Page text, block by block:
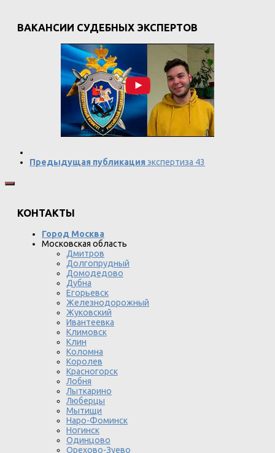
ВАКАНСИИ СУДЕБНЫХ ЭКСПЕРТОВ
Предыдущая публикация экспертиза 43
КОНТАКТЫ
Город Москва
Московская область
Дмитров
Долгопрудный
Домодедово
Дубна
Егорьевск
Железнодорожный
Жуковский
Ивантеевка
Климовск
Клин
Коломна
Королев
Красногорск
Лобня
Лыткарино
Люберцы
Мытищи
Наро-Фоминск
Ногинск
Одинцово
Орехово-Зуево